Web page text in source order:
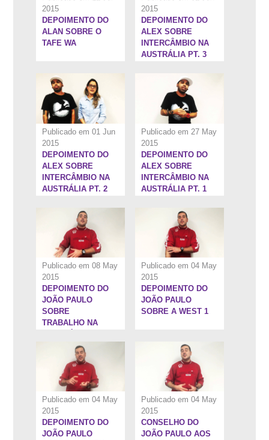
2015
DEPOIMENTO DO
ALAN SOBRE O
TAFE WA
2015
DEPOIMENTO DO
ALEX SOBRE
INTERCÂMBIO NA
AUSTRÁLIA PT. 3
Publicado em 01 Jun
2015
1:17''
DEPOIMENTO DO
ALEX SOBRE
INTERCÂMBIO NA
AUSTRÁLIA PT. 2
Publicado em 27 May
2015
DEPOIMENTO DO
ALEX SOBRE
INTERCÂMBIO NA
AUSTRÁLIA PT. 1
Publicado em 08 May
2015
DEPOIMENTO DO
JOÃO PAULO
SOBRE
TRABALHO NA
Publicado em 04 May
2015
DEPOIMENTO DO
JOÃO PAULO
SOBRE A WEST 1
Publicado em 04 May
2015
DEPOIMENTO DO
JOÃO PAULO
Publicado em 04 May
2015
CONSELHO DO
JOÃO PAULO AOS
0:52''